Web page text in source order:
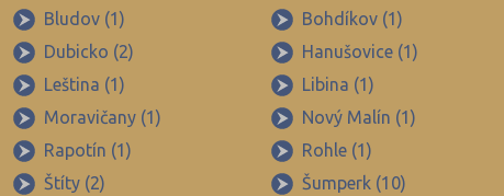
Obecní
Privátní
Krajské
Bludov (1) Bohdíkov (1)
Dubicko (2)
Hanušovice (1)
Leština (1)
Libina (1)
Moravičany (1)
Nový Malín (1)
Rapotín (1)
Rohle (1)
Štíty (2)
Šumperk (10)